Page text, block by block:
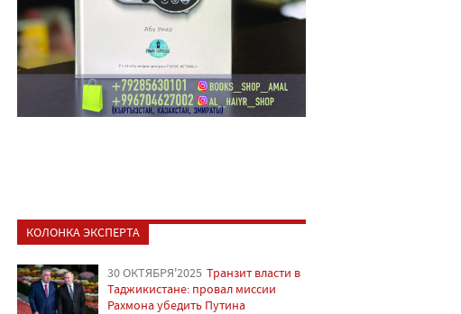
КОЛОНКА ЭКСПЕРТА
30 ОКТЯБРЯ'2025 Транзит власти в
Таджикистане: провал миссии
Рахмона убедить Путина